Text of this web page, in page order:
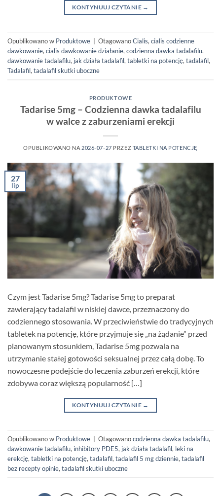
KONTYNUUJ CZYTANIE →
Opublikowano w Produktowe OtagowanoCialis,cialis codzienne
dawkowanie,cialis dawkowanie działanie,codzienna dawka tadalafilu,
dawkowanie tadalafilu, jak działa tadalafil,tabletki na potencję,tadalafil,
Tadalafil,tadalafil skutki uboczne
PRODUKTOWE
Tadarise 5mg – Codzienna dawka tadalafilu
w walce z zaburzeniami erekcji
OPUBLIKOWANO NA 2026-07-27 PRZEZ TABLETKI NA POTENCJĘ
27
lip
Czym jest Tadarise 5mg? Tadarise 5mg to preparat
zawierający tadalafil w niskiej dawce, przeznaczony do
codziennego stosowania. W przeciwieństwie do tradycyjnych
tabletek na potencję, które przyjmuje się „na żądanie” przed
planowanym stosunkiem, Tadarise 5mg pozwala na
utrzymanie stałej gotowości seksualnej przez całą dobę. To
nowoczesne podejście do leczenia zaburzeń erekcji, które
zdobywa coraz większą popularność […]
KONTYNUUJ CZYTANIE →
Opublikowano w Produktowe Otagowanocodzienna dawka tadalafilu,
dawkowanie tadalafilu, inhibitory PDE5, jak działa tadalafil, leki na
erekcję,tabletki na potencję,tadalafil,tadalafil 5 mg dziennie,tadalafil
bez recepty opinie,tadalafil skutki uboczne